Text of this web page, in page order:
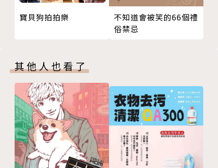
‧名古屋製菓專門學校 麵包科
‧名古屋Boulangerie BENKEI正職社員
賽事
‧2018年台中市商業會特色伴手禮大賽 年度伴手禮獎
‧全國金鳶盃烘焙競賽 評審
‧第六屆法國世界麵包大賽Mondail du pain 台灣代
表選拔賽佳作
‧2016年健康大麥創意大賽 季軍
‧2015年健康大麥創意大賽 佳作
蘋果玫瑰花卷
聖特羅佩塔
蕾夢糖霜葡萄卷
潘朵洛黃金麵包
克蘭茲特翰
史多倫聖誕麵包
潘那朵妮
CHAPTER 2 折疊手藝的可頌丹麥
【可頌丹麥】
基本丹麥麵團C
寶貝狗拍拍樂
不知道會被笑的66個禮
俗禁忌
其他人也看了